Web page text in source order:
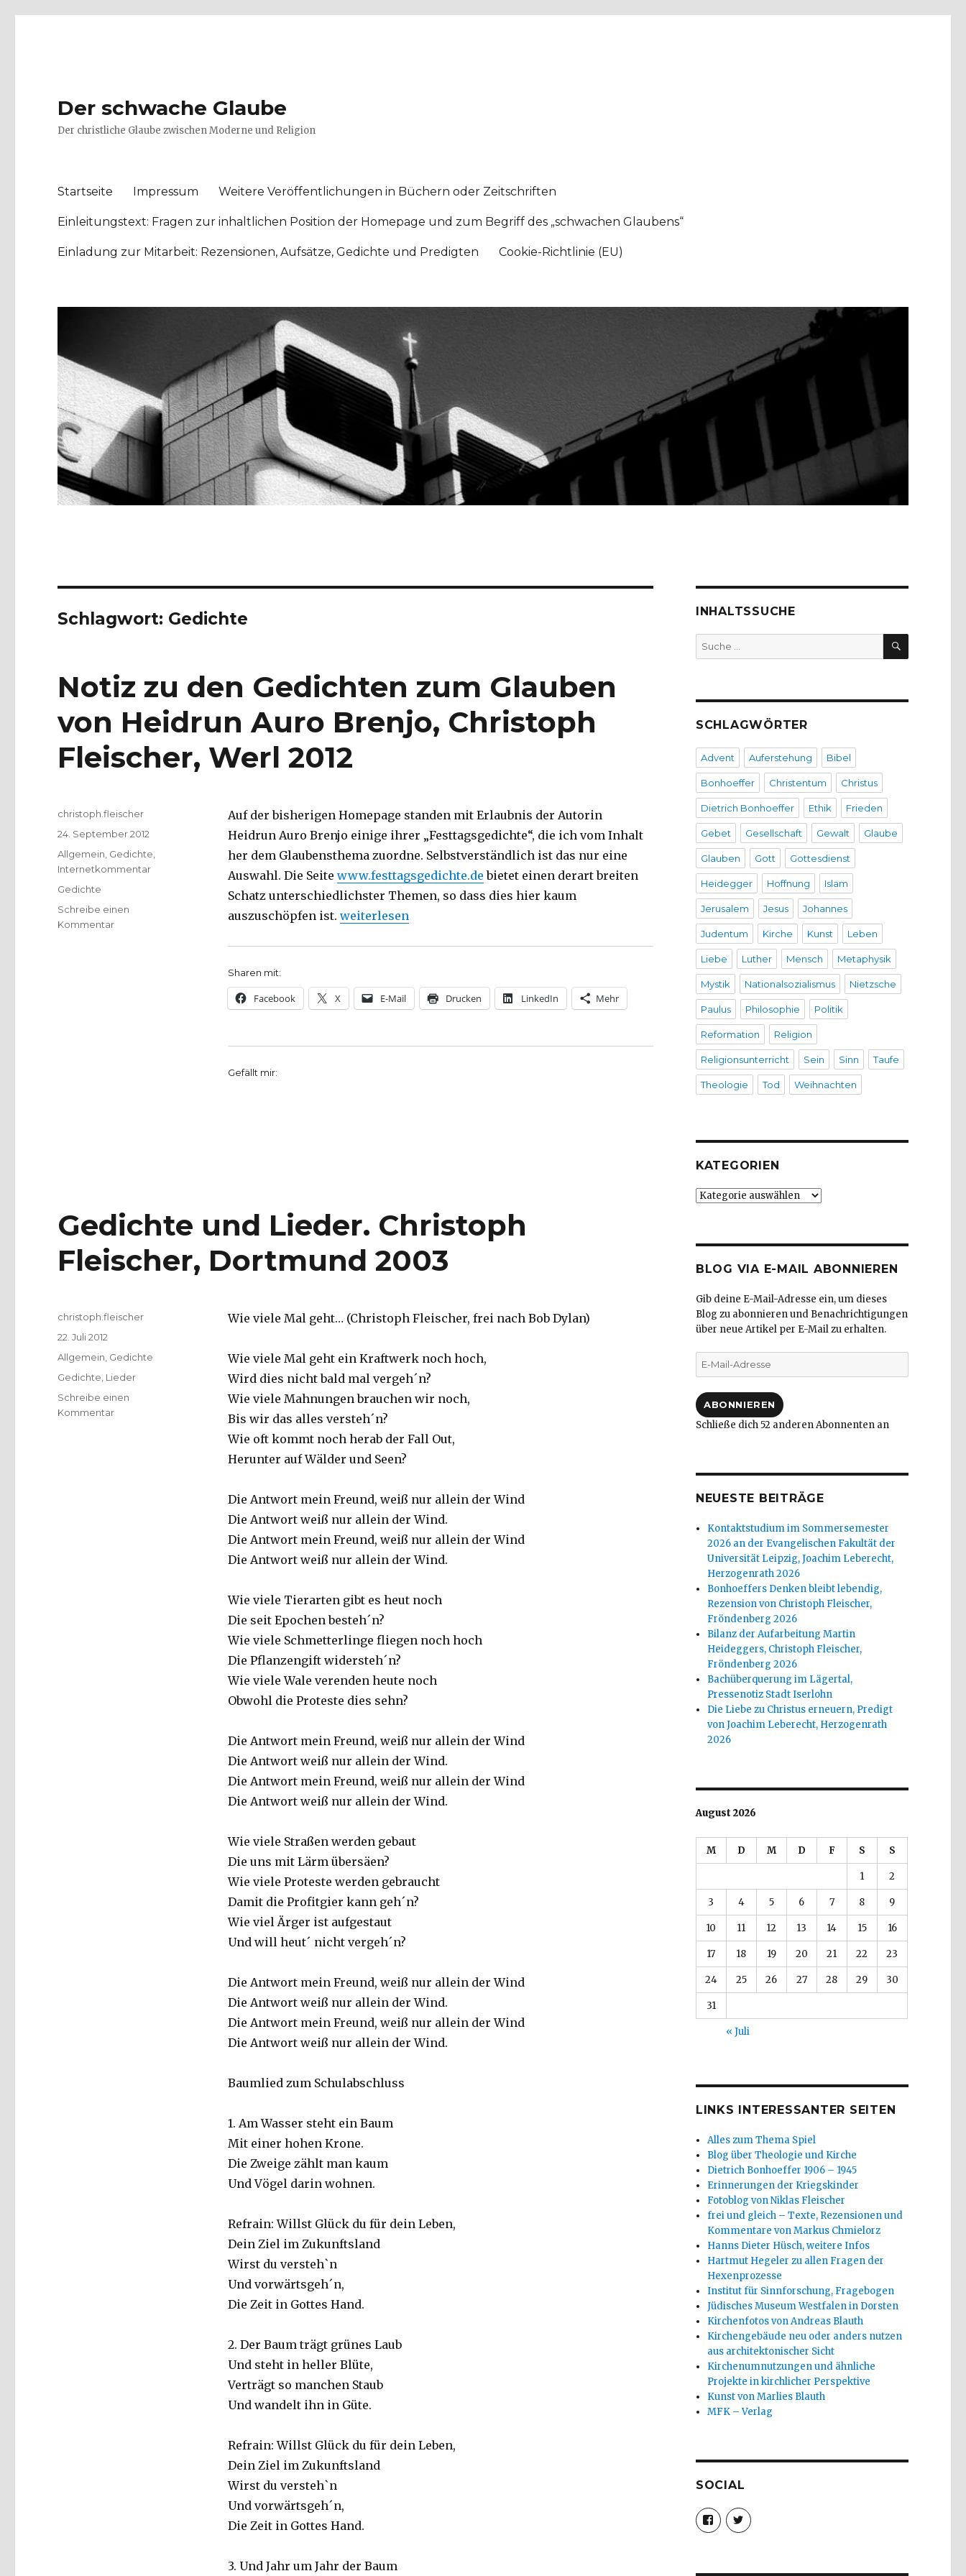
Der schwache Glaube
Der christliche Glaube zwischen Moderne und Religion
Startseite Impressum Weitere Veröffentlichungen in Büchern oder Zeitschriften
Einleitungstext: Fragen zur inhaltlichen Position der Homepage und zum Begriff des „schwachen Glaubens“
Einladung zur Mitarbeit: Rezensionen, Aufsätze, Gedichte und Predigten Cookie-Richtlinie (EU)
Schlagwort: Gedichte
Notiz zu den Gedichten zum Glauben
von Heidrun Auro Brenjo, Christoph
Fleischer, Werl 2012
Auf der bisherigen Homepage standen mit Erlaubnis der Autorin
Heidrun Auro Brenjo einige ihrer „Festtagsgedichte“, die ich vom Inhalt
her dem Glaubensthema zuordne. Selbstverständlich ist das nur eine
Auswahl. Die Seite www.festtagsgedichte.de bietet einen derart breiten
Schatz unterschiedlichster Themen, so dass dies hier kaum
auszuschöpfen ist. „Notiz zu den Gedichten zum Glauben von Heidrun Auro Brenjo, Christoph Fleischer, Werl 2012“
weiterlesen
Sharen mit:
Facebook X E-Mail Drucken LinkedIn Mehr
Gefällt mir:
Autor
christoph.fleischer
Veröffentlicht
am
24. September 2012
Kategorien
Allgemein Gedichte
Internetkommentar
Schlagwörter
Gedichte
Schreibe einen
Kommentarzu
Gedichte und Lieder. Christoph
Fleischer, Dortmund 2003
Wie viele Mal geht… (Christoph Fleischer, frei nach Bob Dylan)
Wie viele Mal geht ein Kraftwerk noch hoch,
Wird dies nicht bald mal vergeh´n?
Wie viele Mahnungen brauchen wir noch,
Bis wir das alles versteh´n?
Wie oft kommt noch herab der Fall Out,
Herunter auf Wälder und Seen?
Die Antwort mein Freund, weiß nur allein der Wind
Die Antwort weiß nur allein der Wind.
Die Antwort mein Freund, weiß nur allein der Wind
Die Antwort weiß nur allein der Wind.
Wie viele Tierarten gibt es heut noch
Die seit Epochen besteh´n?
Wie viele Schmetterlinge fliegen noch hoch
Die Pflanzengift widersteh´n?
Wie viele Wale verenden heute noch
Obwohl die Proteste dies sehn?
Die Antwort mein Freund, weiß nur allein der Wind
Die Antwort weiß nur allein der Wind.
Die Antwort mein Freund, weiß nur allein der Wind
Die Antwort weiß nur allein der Wind.
Wie viele Straßen werden gebaut
Die uns mit Lärm übersäen?
Wie viele Proteste werden gebraucht
Damit die Profitgier kann geh´n?
Wie viel Ärger ist aufgestaut
Und will heut´ nicht vergeh´n?
Die Antwort mein Freund, weiß nur allein der Wind
Die Antwort weiß nur allein der Wind.
Die Antwort mein Freund, weiß nur allein der Wind
Die Antwort weiß nur allein der Wind.
Baumlied zum Schulabschluss
1. Am Wasser steht ein Baum
Mit einer hohen Krone.
Die Zweige zählt man kaum
Und Vögel darin wohnen.
Refrain: Willst Glück du für dein Leben,
Dein Ziel im Zukunftsland
Wirst du versteh`n
Und vorwärtsgeh´n,
Die Zeit in Gottes Hand.
2. Der Baum trägt grünes Laub
Und steht in heller Blüte,
Verträgt so manchen Staub
Und wandelt ihn in Güte.
Refrain: Willst Glück du für dein Leben,
Dein Ziel im Zukunftsland
Wirst du versteh`n
Und vorwärtsgeh´n,
Die Zeit in Gottes Hand.
3. Und Jahr um Jahr der Baum
Autor
christoph.fleischer
Veröffentlicht
am
22. Juli 2012
Kategorien
Allgemein Gedichte
Schlagwörter
Gedichte Lieder
Schreibe einen
Kommentarzu
INHALTSSUCHE
Suche
nach:
SUCHEN
SCHLAGWÖRTER
Advent Auferstehung Bibel
Bonhoeffer Christentum Christus
Dietrich Bonhoeffer Ethik Frieden
Gebet Gesellschaft Gewalt Glaube
Glauben Gott Gottesdienst
Heidegger Hoffnung Islam
Jerusalem Jesus Johannes
Judentum Kirche Kunst Leben
Liebe Luther Mensch Metaphysik
Mystik Nationalsozialismus Nietzsche
Paulus Philosophie Politik
Reformation Religion
Religionsunterricht Sein Sinn Taufe
Theologie Tod Weihnachten
KATEGORIEN
Kategorien
BLOG VIA E-MAIL ABONNIEREN
Gib deine E-Mail-Adresse ein, um dieses
Blog zu abonnieren und Benachrichtigungen
über neue Artikel per E-Mail zu erhalten.
E-
Mail-
ABONNIEREN
Schließe dich 52 anderen Abonnenten an
NEUESTE BEITRÄGE
Kontaktstudium im Sommersemester
2026 an der Evangelischen Fakultät der
Universität Leipzig, Joachim Leberecht,
Herzogenrath 2026
Bonhoeffers Denken bleibt lebendig,
Rezension von Christoph Fleischer,
Fröndenberg 2026
Bilanz der Aufarbeitung Martin
Heideggers, Christoph Fleischer,
Fröndenberg 2026
Bachüberquerung im Lägertal,
Pressenotiz Stadt Iserlohn
Die Liebe zu Christus erneuern, Predigt
von Joachim Leberecht, Herzogenrath
2026
August 2026
M D M D F S S
1 2
3 4 5 6 7 8 9
10 11 12 13 14 15 16
17 18 19 20 21 22 23
24 25 26 27 28 29 30
31
« Juli
LINKS INTERESSANTER SEITEN
Alles zum Thema Spiel
Blog über Theologie und Kirche
Dietrich Bonhoeffer 1906 – 1945
Erinnerungen der Kriegskinder
Fotoblog von Niklas Fleischer
frei und gleich – Texte, Rezensionen und
Kommentare von Markus Chmielorz
Hanns Dieter Hüsch, weitere Infos
Hartmut Hegeler zu allen Fragen der
Hexenprozesse
Institut für Sinnforschung, Fragebogen
Jüdisches Museum Westfalen in Dorsten
Kirchenfotos von Andreas Blauth
Kirchengebäude neu oder anders nutzen
aus architektonischer Sicht
Kirchenumnutzungen und ähnliche
Projekte in kirchlicher Perspektive
Kunst von Marlies Blauth
MFK – Verlag
SOCIAL
Profil
von
christoph.fleischer1
anzeigen
Profil
von
anzeigen